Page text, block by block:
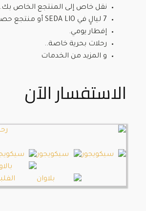
نقل خاص إلى المنتجع الخاص بك.
7 ليالٍ في SEDA LIO أو منتجع حصري آخر.
إفطار يومي.
رحلات بحرية خاصة..
و المزيد من الخدمات
الاستفسار الآن